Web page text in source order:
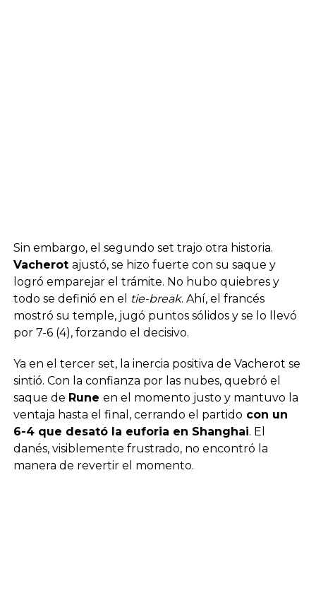
Sin embargo, el segundo set trajo otra historia.
Vacherot ajustó, se hizo fuerte con su saque y
logró emparejar el trámite. No hubo quiebres y
todo se definió en el
tie-break. Ahí, el francés
mostró su temple, jugó puntos sólidos y se lo llevó
por 7-6 (4), forzando el decisivo.
Ya en el tercer set, la inercia positiva de Vacherot se
sintió. Con la confianza por las nubes, quebró el
saque de Rune en el momento justo y mantuvo la
ventaja hasta el final, cerrando el partido con un
6-4 que desató la euforia en Shanghai. El
danés, visiblemente frustrado, no encontró la
manera de revertir el momento.